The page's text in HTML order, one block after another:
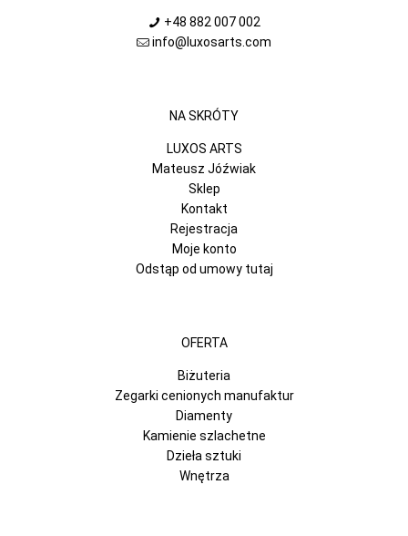
+48 882 007 002
info@luxosarts.com
NA SKRÓTY
LUXOS ARTS
Mateusz Jóźwiak
Sklep
Kontakt
Rejestracja
Moje konto
Odstąp od umowy tutaj
OFERTA
Biżuteria
Zegarki cenionych manufaktur
Diamenty
Kamienie szlachetne
Dzieła sztuki
Wnętrza